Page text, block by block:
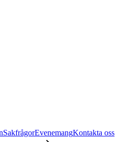
SakfrågorEvenemangKontakta oss